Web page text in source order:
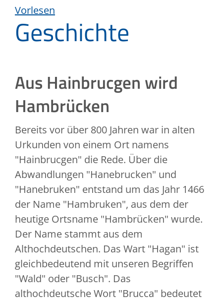
Vorlesen
Geschichte
Aus Hainbrucgen wird
Hambrücken
Bereits vor über 800 Jahren war in alten
Urkunden von einem Ort namens
"Hainbrucgen" die Rede. Über die
Abwandlungen "Hanebrucken" und
"Hanebruken" entstand um das Jahr 1466
der Name "Hambruken", aus dem der
heutige Ortsname "Hambrücken" wurde.
Der Name stammt aus dem
Althochdeutschen. Das Wart "Hagan" ist
gleichbedeutend mit unseren Begriffen
"Wald" oder "Busch". Das
althochdeutsche Wort "Brucca" bedeutet